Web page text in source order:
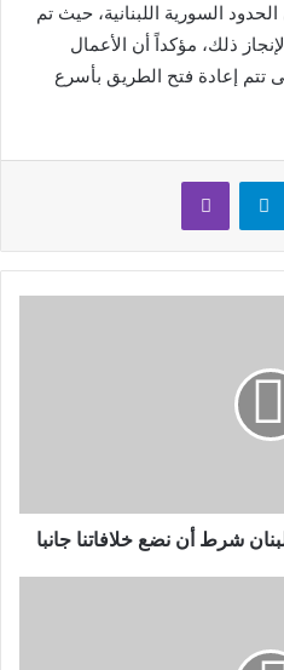
‏السورية اللبنانية، حيث تم
ذلك، ‏مؤكداً أن الأعمال
24 ساعة حتى تتم إعادة فتح الطريق ‏بأسرع
ڤايبر
شرط أن نضع خلافاتنا جانبا